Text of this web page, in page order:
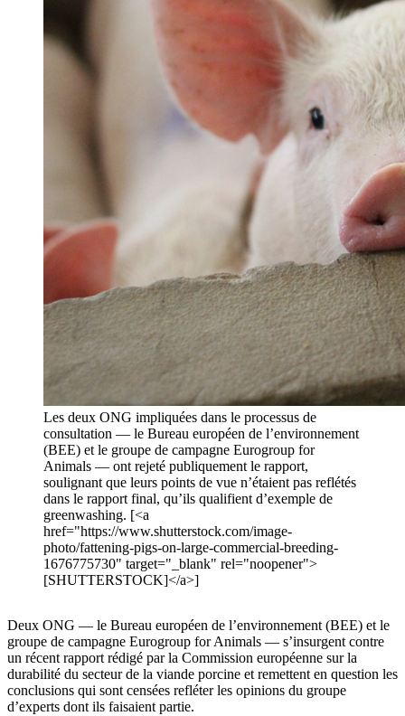
Les deux ONG impliquées dans le processus de
consultation — le Bureau européen de l’environnement
(BEE) et le groupe de campagne Eurogroup for
Animals — ont rejeté publiquement le rapport,
soulignant que leurs points de vue n’étaient pas reflétés
dans le rapport final, qu’ils qualifient d’exemple de
greenwashing. [<a
href="https://www.shutterstock.com/image-
photo/fattening-pigs-on-large-commercial-breeding-
1676775730" target="_blank" rel="noopener">
[SHUTTERSTOCK]</a>]
Deux ONG — le Bureau européen de l’environnement (BEE) et le
groupe de campagne Eurogroup for Animals — s’insurgent contre
un récent rapport rédigé par la Commission européenne sur la
durabilité du secteur de la viande porcine et remettent en question les
conclusions qui sont censées refléter les opinions du groupe
d’experts dont ils faisaient partie.